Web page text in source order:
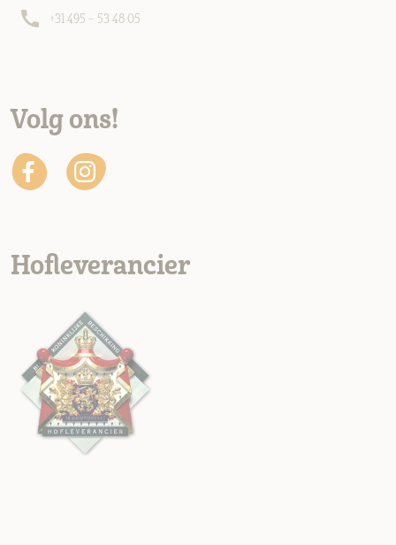
+31 495 – 53 48 05
Volg ons!
Hofleverancier